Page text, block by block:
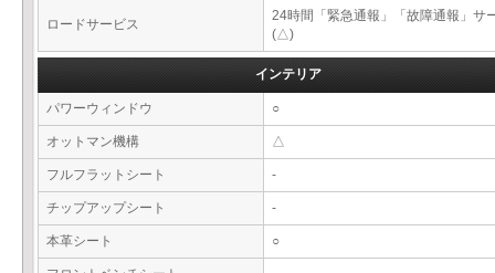
ロードサービス
24時間「緊急通報」「故障通報」サ
(△)
インテリア
パワーウィンドウ ○
オットマン機構 △
フルフラットシート -
チップアップシート -
本革シート ○